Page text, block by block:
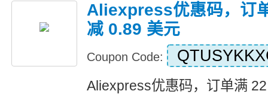
Aliexpress优惠码，订
减 0.89 美元
Coupon Code:
Aliexpress优惠码，订单满